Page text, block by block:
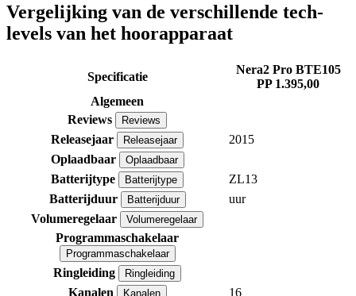
Vergelijking van de verschillende tech-
levels van het hoorapparaat
Specificatie
Nera2 Pro BTE105
PP 1.395,00
Algemeen
Reviews
Reviews
Releasejaar Releasejaar
2015
Oplaadbaar
Oplaadbaar
Batterijtype Batterijtype
ZL13
Batterijduur
Batterijduur
uur
Volumeregelaar
Volumeregelaar
Programmaschakelaar
Programmaschakelaar
Ringleiding Ringleiding
Kanalen Kanalen
16